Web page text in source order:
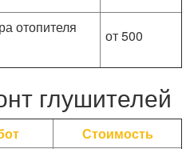
отопителя
от 500
глушителей
Стоимость